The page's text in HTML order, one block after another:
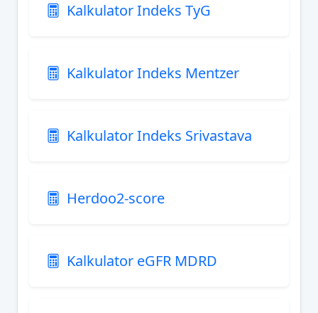
Kalkulator Indeks TyG
Kalkulator Indeks Mentzer
Kalkulator Indeks Srivastava
Herdoo2-score
Kalkulator eGFR MDRD